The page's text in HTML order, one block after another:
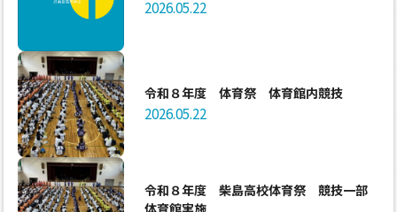
2026.05.22
令和８年度 体育祭 体育館内競技
2026.05.22
令和８年度 柴島高校体育祭 競技一部
体育館実施